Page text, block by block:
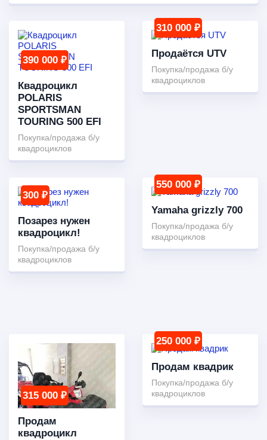
390 000 ₽
Квадроцикл
POLARIS
SPORTSMAN
TOURING 500 EFI
Покупка/продажа б/у
квадроциклов
310 000 ₽
Продаётся UTV
Покупка/продажа б/у
квадроциклов
300 ₽
Позарез нужен
квадроцикл!
Покупка/продажа б/у
квадроциклов
550 000 ₽
Yamaha grizzly 700
Покупка/продажа б/у
квадроциклов
315 000 ₽
Продам
квадроцикл
250 000 ₽
Продам квадрик
Покупка/продажа б/у
квадроциклов